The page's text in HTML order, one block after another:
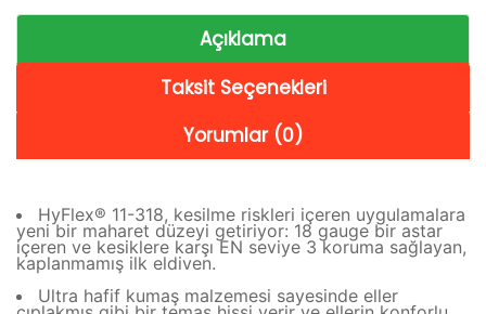
Açıklama
Taksit Seçenekleri
Yorumlar (0)
HyFlex® 11-318, kesilme riskleri içeren uygulamalara
yeni bir maharet düzeyi getiriyor: 18 gauge bir astar
içeren ve kesiklere karşı EN seviye 3 koruma sağlayan,
kaplanmamış ilk eldiven.
Ultra hafif kumaş malzemesi sayesinde eller